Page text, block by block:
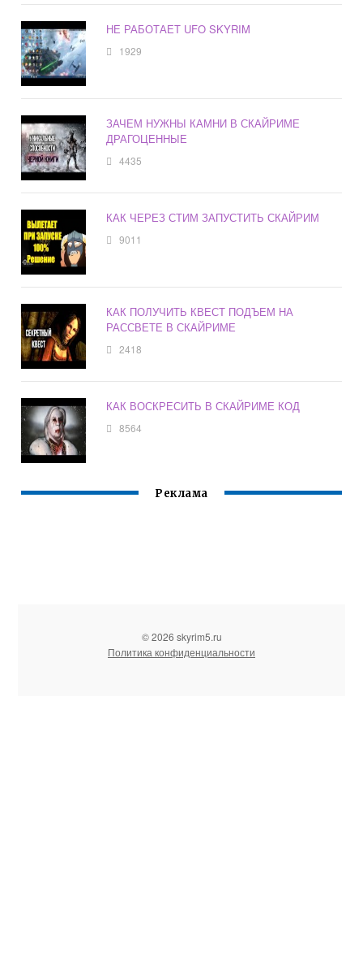
НЕ РАБОТАЕТ UFO SKYRIM
1929
ЗАЧЕМ НУЖНЫ КАМНИ В СКАЙРИМЕ
ДРАГОЦЕННЫЕ
4435
КАК ЧЕРЕЗ СТИМ ЗАПУСТИТЬ СКАЙРИМ
9011
КАК ПОЛУЧИТЬ КВЕСТ ПОДЪЕМ НА
РАССВЕТЕ В СКАЙРИМЕ
2418
КАК ВОСКРЕСИТЬ В СКАЙРИМЕ КОД
8564
Реклама
© 2026 skyrim5.ru
Политика конфиденциальности